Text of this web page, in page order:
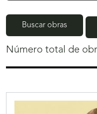
Buscar obras
Número total de